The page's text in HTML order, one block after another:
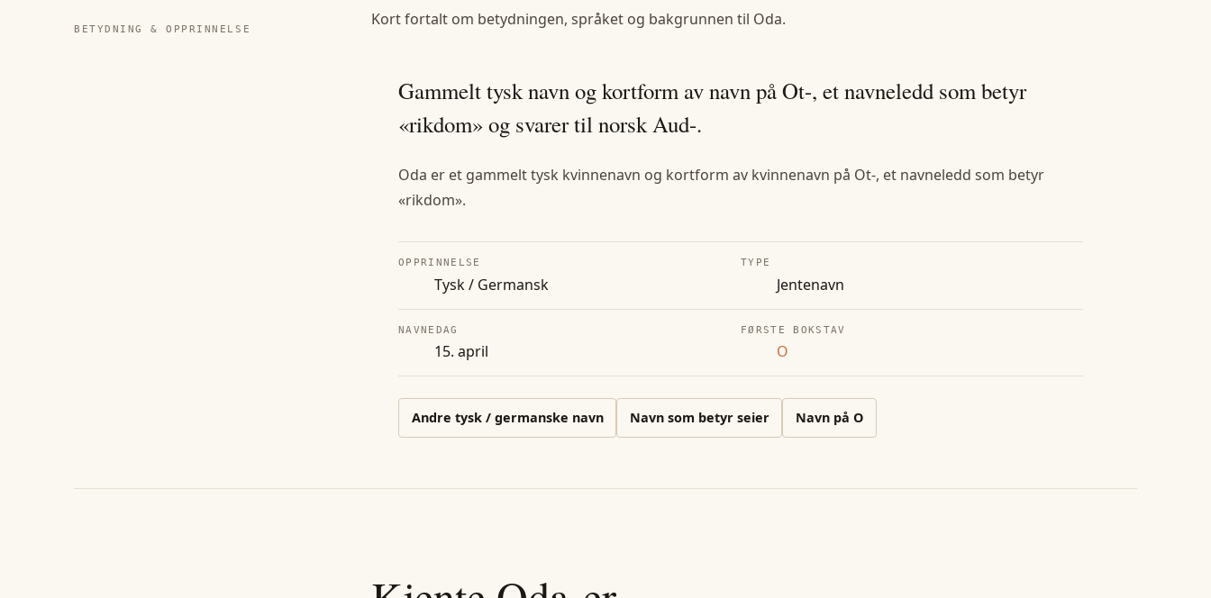
BETYDNING & OPPRINNELSE
Kort fortalt om betydningen, språket og bakgrunnen til Oda.
Gammelt tysk navn og kortform av navn på Ot-, et navneledd som betyr
«rikdom» og svarer til norsk Aud-.
Oda er et gammelt tysk kvinnenavn og kortform av kvinnenavn på Ot-, et navneledd som betyr
«rikdom».
OPPRINNELSE
Tysk / Germansk
TYPE
Jentenavn
NAVNEDAG
15. april
FØRSTE BOKSTAV
O
Andre tysk / germanske navn Navn som betyr seier Navn på O